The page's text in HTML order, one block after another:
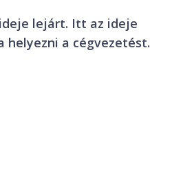
lejárt. Itt az ideje
helyezni a cégvezetést.